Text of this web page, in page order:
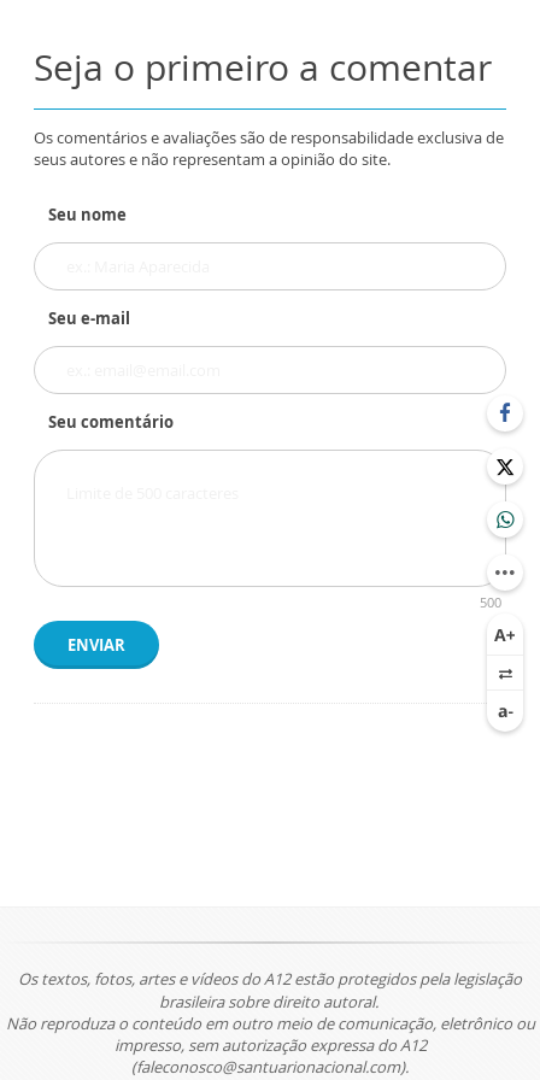
Seja o primeiro a comentar
Os comentários e avaliações são de responsabilidade exclusiva de
seus autores e não representam a opinião do site.
Seu nome
Seu e-mail
Seu comentário
500
ENVIAR
Os textos, fotos, artes e vídeos do A12 estão protegidos pela legislação
brasileira sobre direito autoral.
Não reproduza o conteúdo em outro meio de comunicação, eletrônico ou
impresso, sem autorização expressa do A12
(faleconosco@santuarionacional.com).